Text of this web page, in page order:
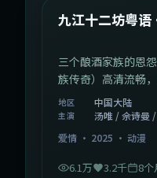
最新
九江十二坊粤
三个酿酒家族的恩
族传奇）高清流畅
地区 中国大陆
主演
汤唯 / 佘诗曼
爱情 · 2025 · 动漫
6.1万 3.2千 8个